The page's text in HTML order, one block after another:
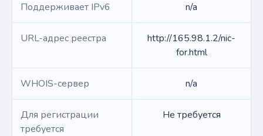
Поддерживает IPv6 n/a
URL-адрес реестра
http://165.98.1.2/nic-
for.html
WHOIS-сервер n/a
Для регистрации
требуется
Не требуется